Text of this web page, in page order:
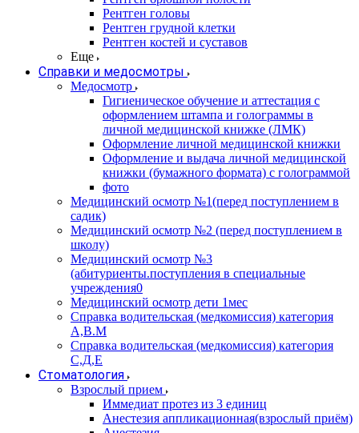
Рентген головы
Рентген грудной клетки
Рентген костей и суставов
Еще
Справки и медосмотры
Медосмотр
Гигиеническое обучение и аттестация с
оформлением штампа и голограммы в
личной медицинской книжке (ЛМК)
Оформление личной медицинской книжки
Оформление и выдача личной медицинской
книжки (бумажного формата) с голограммой
фото
Медицинский осмотр №1(перед поступлением в
садик)
Медицинский осмотр №2 (перед поступлением в
школу)
Медицинский осмотр №3
(абитуриенты.поступления в специальные
учреждения0
Медицинский осмотр дети 1мес
Справка водительская (медкомиссия) категория
А,В.М
Справка водительская (медкомиссия) категория
С,Д,Е
Стоматология
Взрослый прием
Иммедиат протез из 3 единиц
Анестезия аппликационная(взрослый приём)